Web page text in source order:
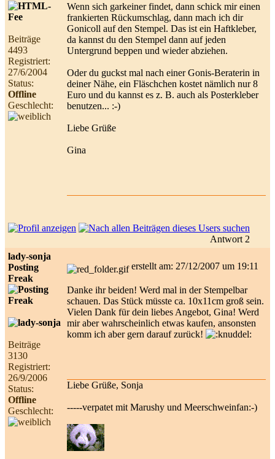
Beiträge
4493
Registriert:
27/6/2004
Status:
Offline
Geschlecht:
Wenn sich garkeiner findet, dann schick mir einen
frankierten Rückumschlag, dann mach ich dir
Gonicoll auf den Stempel. Das ist ein Haftkleber,
da kannst du den Stempel dann auf jeden
Untergrund beppen und wieder abziehen.
Oder du guckst mal nach einer Gonis-Beraterin in
deiner Nähe, ein Fläschchen kostet nämlich nur 8
Euro und du kannst es z. B. auch als Posterkleber
benutzen... :-)
Liebe Grüße
Gina
Antwort 2
lady-sonja
Posting
Freak
Beiträge
3130
Registriert:
26/9/2006
Status:
Offline
Geschlecht:
erstellt am: 27/12/2007 um 19:11
Danke ihr beiden! Werd mal in der Stempelbar
schauen. Das Stück müsste ca. 10x11cm groß sein.
Vielen Dank für dein liebes Angebot, Gina! Werd
mir aber wahrscheinlich etwas kaufen, ansonsten
komm ich aber gern darauf zurück!
Liebe Grüße, Sonja
-----verpatet mit Marushy und Meerschweinfan:-)